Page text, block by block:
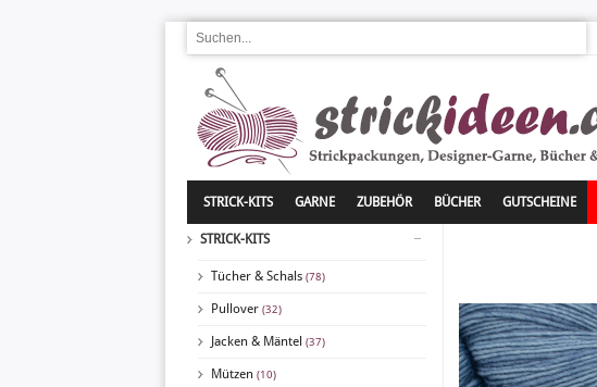
STRICK-KITS GARNE ZUBEHÖR BÜCHER GUTSCHEINE
STRICK-KITS
Tücher & Schals (78)
Pullover (32)
Jacken & Mäntel (37)
Mützen (10)